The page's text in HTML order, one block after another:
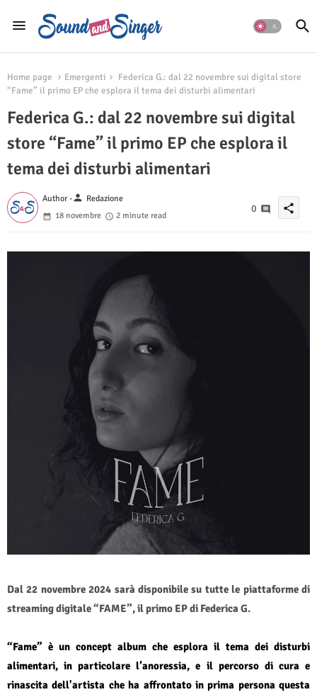
Home page Emergenti
Federica G.: dal 22 novembre sui digital store
“Fame” il primo EP che esplora il tema dei disturbi alimentari
Federica G.: dal 22 novembre sui digital
store “Fame” il primo EP che esplora il
tema dei disturbi alimentari
Author -person Redazione
18 novembre
2 minute read
0 share
Dal 22 novembre 2024 sarà disponibile su tutte le piattaforme di
streaming digitale “FAME”, il primo EP di Federica G.
“Fame” è un concept album che esplora il tema dei disturbi
alimentari, in particolare l’anoressia, e il percorso di cura e
rinascita dell'artista che ha affrontato in prima persona questa